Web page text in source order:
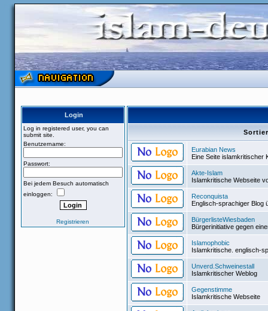
Login
Log in registered user, you can
submit site.
Benutzername:
Passwort:
Bei jedem Besuch automatisch
einloggen:
Registrieren
Eurabian News
Eine Seite islamkritischer
Akte-Islam
Islamkritische Webseite
Reconquista
Englisch-sprachiger Blog
BürgerlisteWiesbaden
Bürgerinitiative gegen
Islamophobic
Islamkritische. englisch-
Unverd.Schweinestall
Islamkritischer Weblog
Gegenstimme
Islamkritische Webseite